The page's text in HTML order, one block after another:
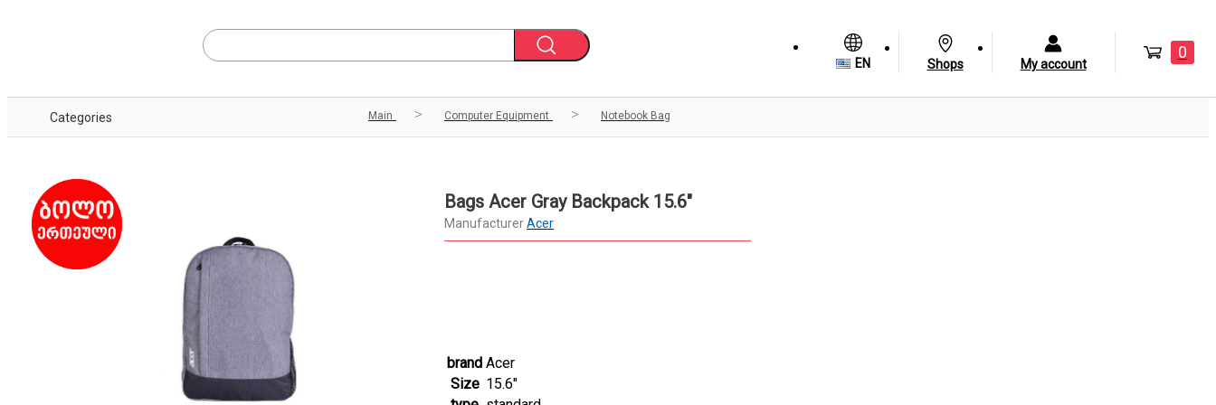
EN Shops My account
0
Categories Main Computer Equipment Notebook Bag
Bags Acer Gray Backpack 15.6"
ManufacturerAcer
brand Acer
Size 15.6"